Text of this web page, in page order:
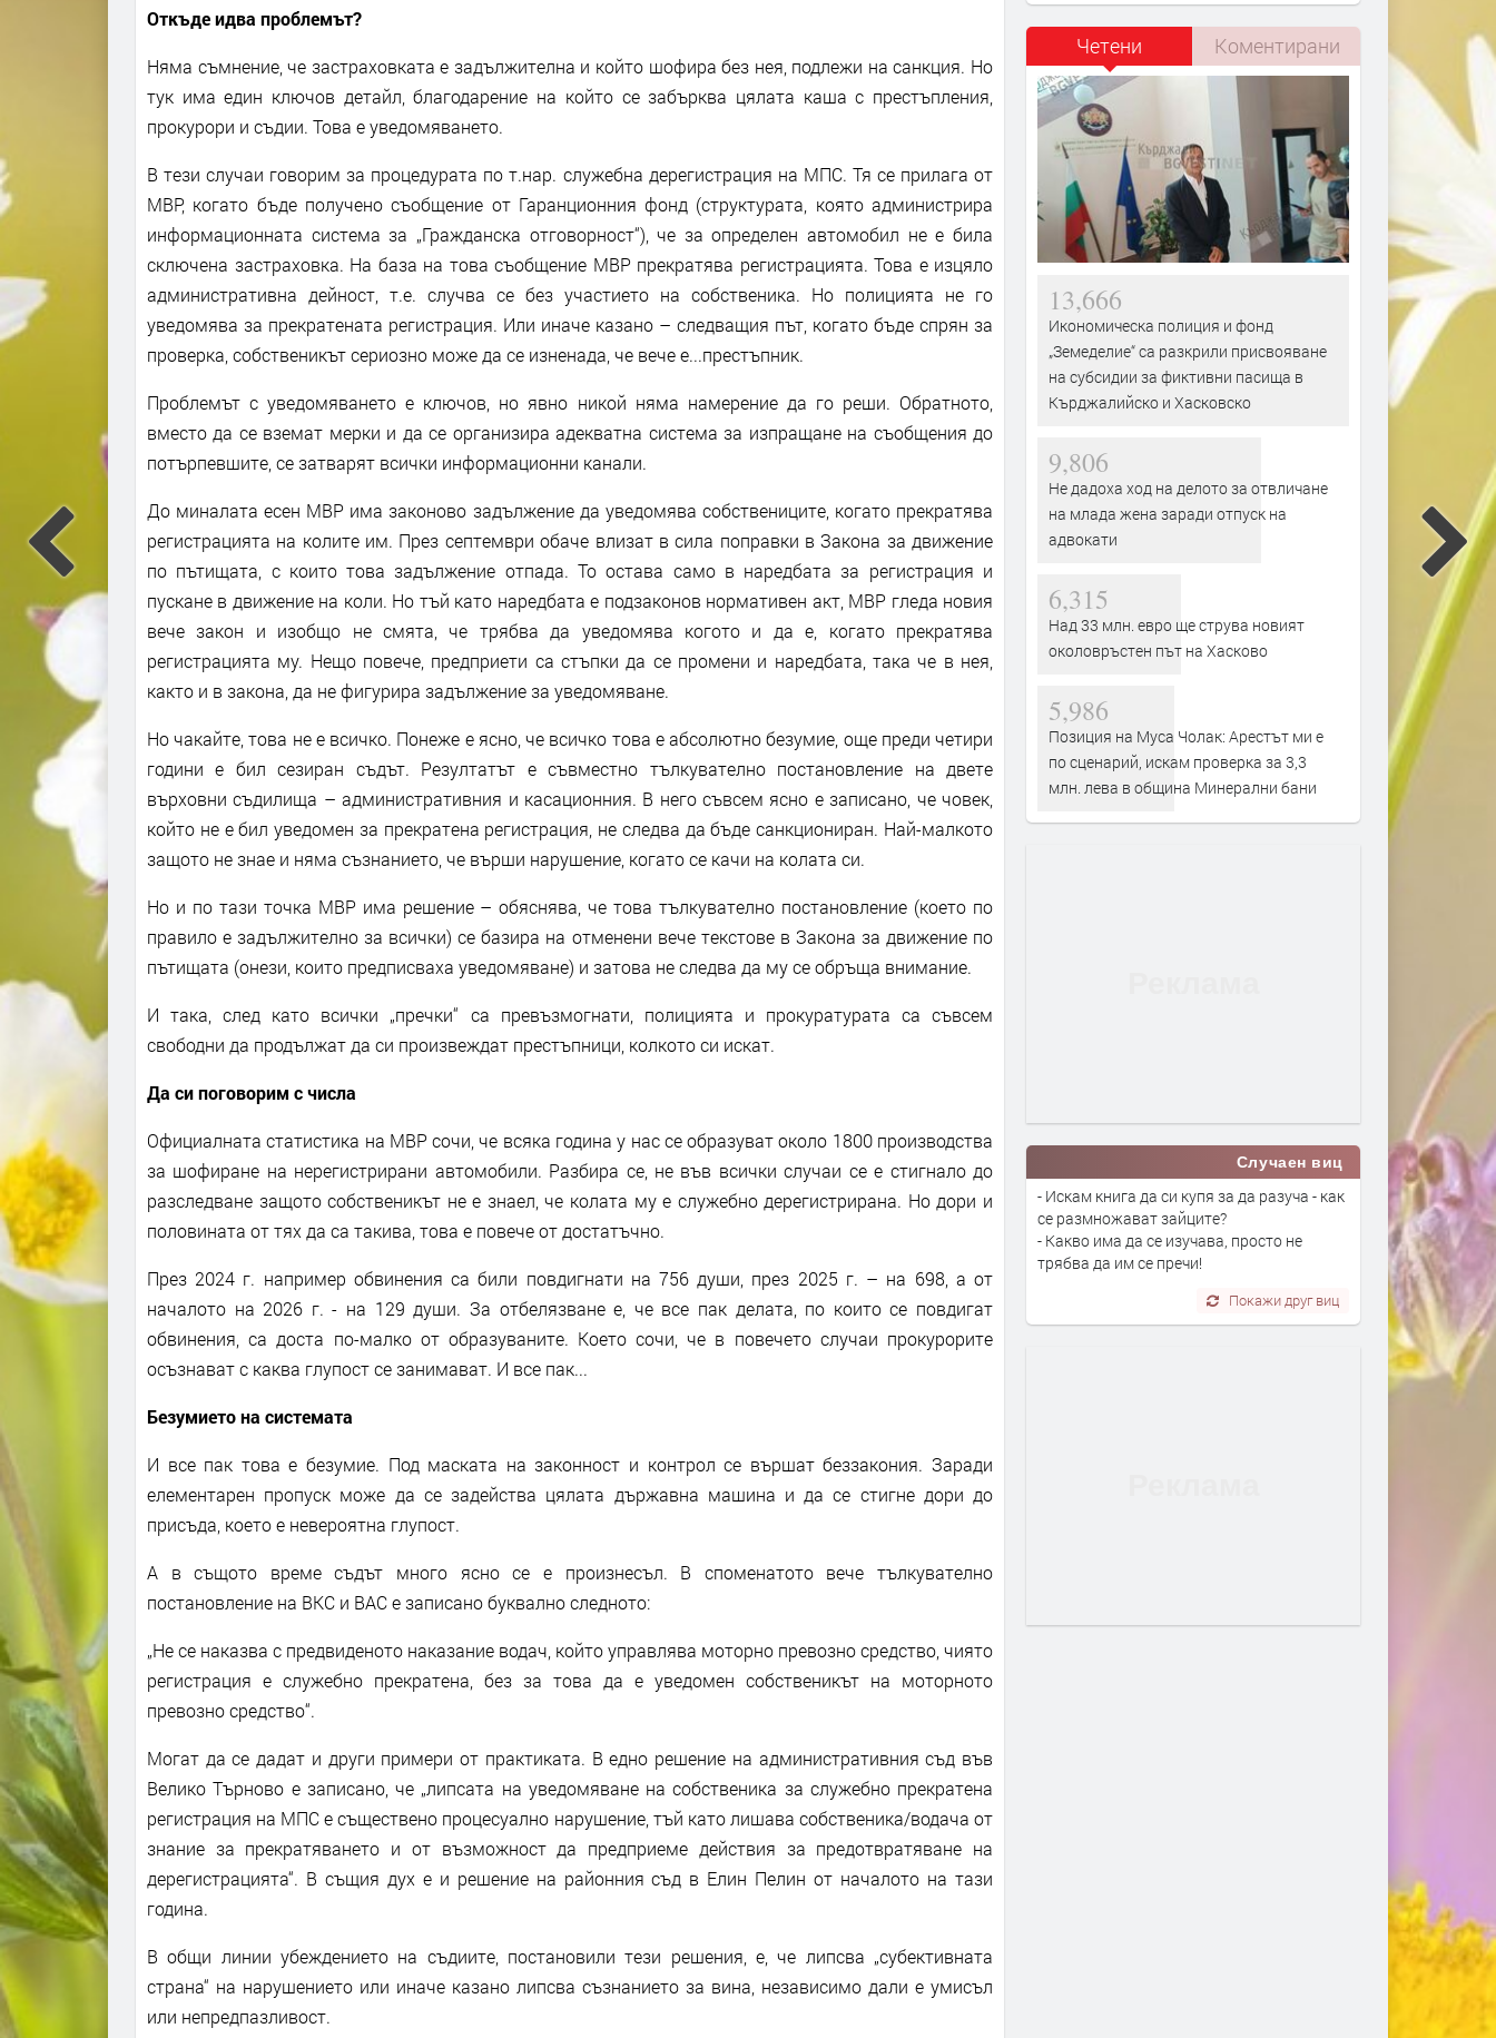
Откъде идва проблемът?
Няма съмнение, че застраховката е задължителна и който шофира без нея, подлежи на санкция. Но
тук има един ключов детайл, благодарение на който се забърква цялата каша с престъпления,
прокурори и съдии. Това е уведомяването.
В тези случаи говорим за процедурата по т.нар. служебна дерегистрация на МПС. Тя се прилага от
МВР, когато бъде получено съобщение от Гаранционния фонд (структурата, която администрира
информационната система за „Гражданска отговорност“), че за определен автомобил не е била
сключена застраховка. На база на това съобщение МВР прекратява регистрацията. Това е изцяло
административна дейност, т.е. случва се без участието на собственика. Но полицията не го
уведомява за прекратената регистрация. Или иначе казано – следващия път, когато бъде спрян за
проверка, собственикът сериозно може да се изненада, че вече е...престъпник.
Проблемът с уведомяването е ключов, но явно никой няма намерение да го реши. Обратното,
вместо да се вземат мерки и да се организира адекватна система за изпращане на съобщения до
потърпевшите, се затварят всички информационни канали.
До миналата есен МВР има законово задължение да уведомява собствениците, когато прекратява
регистрацията на колите им. През септември обаче влизат в сила поправки в Закона за движение
по пътищата, с които това задължение отпада. То остава само в наредбата за регистрация и
пускане в движение на коли. Но тъй като наредбата е подзаконов нормативен акт, МВР гледа новия
вече закон и изобщо не смята, че трябва да уведомява когото и да е, когато прекратява
регистрацията му. Нещо повече, предприети са стъпки да се промени и наредбата, така че в нея,
както и в закона, да не фигурира задължение за уведомяване.
Но чакайте, това не е всичко. Понеже е ясно, че всичко това е абсолютно безумие, още преди четири
години е бил сезиран съдът. Резултатът е съвместно тълкувателно постановление на двете
върховни съдилища – административния и касационния. В него съвсем ясно е записано, че човек,
който не е бил уведомен за прекратена регистрация, не следва да бъде санкциониран. Най-малкото
защото не знае и няма съзнанието, че върши нарушение, когато се качи на колата си.
Но и по тази точка МВР има решение – обяснява, че това тълкувателно постановление (което по
правило е задължително за всички) се базира на отменени вече текстове в Закона за движение по
пътищата (онези, които предписваха уведомяване) и затова не следва да му се обръща внимание.
И така, след като всички „пречки“ са превъзмогнати, полицията и прокуратурата са съвсем
свободни да продължат да си произвеждат престъпници, колкото си искат.
Да си поговорим с числа
Официалната статистика на МВР сочи, че всяка година у нас се образуват около 1800 производства
за шофиране на нерегистрирани автомобили. Разбира се, не във всички случаи се е стигнало до
разследване защото собственикът не е знаел, че колата му е служебно дерегистрирана. Но дори и
половината от тях да са такива, това е повече от достатъчно.
През 2024 г. например обвинения са били повдигнати на 756 души, през 2025 г. – на 698, а от
началото на 2026 г. - на 129 души. За отбелязване е, че все пак делата, по които се повдигат
обвинения, са доста по-малко от образуваните. Което сочи, че в повечето случаи прокурорите
осъзнават с каква глупост се занимават. И все пак...
Безумието на системата
И все пак това е безумие. Под маската на законност и контрол се вършат беззакония. Заради
елементарен пропуск може да се задейства цялата държавна машина и да се стигне дори до
присъда, което е невероятна глупост.
А в същото време съдът много ясно се е произнесъл. В споменатото вече тълкувателно
постановление на ВКС и ВАС е записано буквално следното:
„Не се наказва с предвиденото наказание водач, който управлява моторно превозно средство, чиято
регистрация е служебно прекратена, без за това да е уведомен собственикът на моторното
превозно средство“.
Могат да се дадат и други примери от практиката. В едно решение на административния съд във
Велико Търново е записано, че „липсата на уведомяване на собственика за служебно прекратена
регистрация на МПС е съществено процесуално нарушение, тъй като лишава собственика/водача от
знание за прекратяването и от възможност да предприеме действия за предотвратяване на
дерегистрацията“. В същия дух е и решение на районния съд в Елин Пелин от началото на тази
година.
В общи линии убеждението на съдиите, постановили тези решения, е, че липсва „субективната
страна“ на нарушението или иначе казано липсва съзнанието за вина, независимо дали е умисъл
или непредпазливост.
Четени Коментирани
13,666
Икономическа полиция и фонд
„Земеделие“ са разкрили присвояване
на субсидии за фиктивни пасища в
Кърджалийско и Хасковско
9,806
Не дадоха ход на делото за отвличане
на млада жена заради отпуск на
адвокати
6,315
Над 33 млн. евро ще струва новият
околовръстен път на Хасково
5,986
Позиция на Муса Чолак: Арестът ми е
по сценарий, искам проверка за 3,3
млн. лева в община Минерални бани
Случаен виц
- Искам книга да си купя за да разуча - как
се размножават зайците?
- Какво има да се изучава, просто не
трябва да им се пречи!
Покажи друг виц